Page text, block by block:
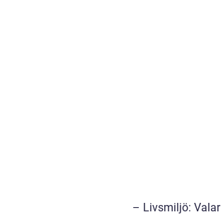
– Livsmiljö: Valar